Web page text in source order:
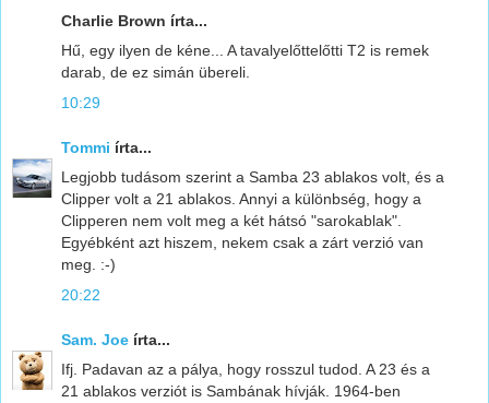
Charlie Brown írta...
Hű, egy ilyen de kéne... A tavalyelőttelőtti T2 is remek
darab, de ez simán übereli.
10:29
Tommi írta...
Legjobb tudásom szerint a Samba 23 ablakos volt, és a
Clipper volt a 21 ablakos. Annyi a különbség, hogy a
Clipperen nem volt meg a két hátsó "sarokablak".
Egyébként azt hiszem, nekem csak a zárt verzió van
meg. :-)
20:22
Sam. Joe írta...
Ifj. Padavan az a pálya, hogy rosszul tudod. A 23 és a
21 ablakos verziót is Sambának hívják. 1964-ben